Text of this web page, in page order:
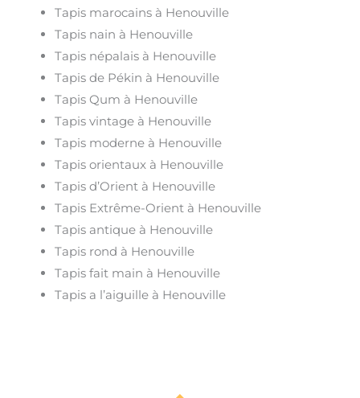
Tapis marocains à Henouville
Tapis nain à Henouville
Tapis népalais à Henouville
Tapis de Pékin à Henouville
Tapis Qum à Henouville
Tapis vintage à Henouville
Tapis moderne à Henouville
Tapis orientaux à Henouville
Tapis d’Orient à Henouville
Tapis Extrême-Orient à Henouville
Tapis antique à Henouville
Tapis rond à Henouville
Tapis fait main à Henouville
Tapis a l’aiguille à Henouville